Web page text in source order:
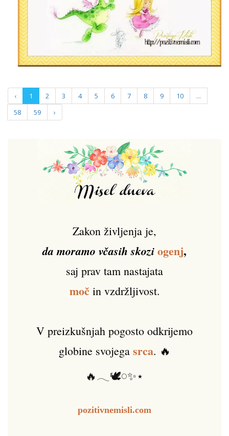
‹ 1 2 3 4 5 6 7 8 9 10
...
58
59 ›
Zakon življenja je,
da moramo včasih skoziogenj,
saj prav tam nastajata
močin vzdržljivost.
V preizkušnjah pogosto odkrijemo
globine svojega srca. 🔥
🔥𓂃🕊️𓏸✨⋆
pozitivnemisli.com